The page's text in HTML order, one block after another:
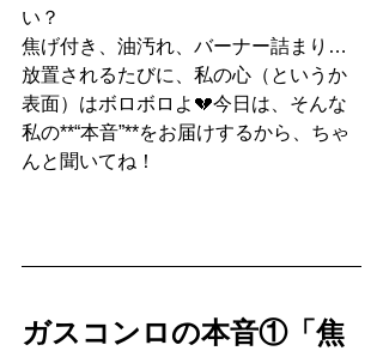
い？
焦げ付き、油汚れ、バーナー詰まり…
放置されるたびに、私の心（というか
表面）はボロボロよ💔今日は、そんな
私の**“本音”**をお届けするから、ちゃ
んと聞いてね！
ガスコンロの本音①「焦